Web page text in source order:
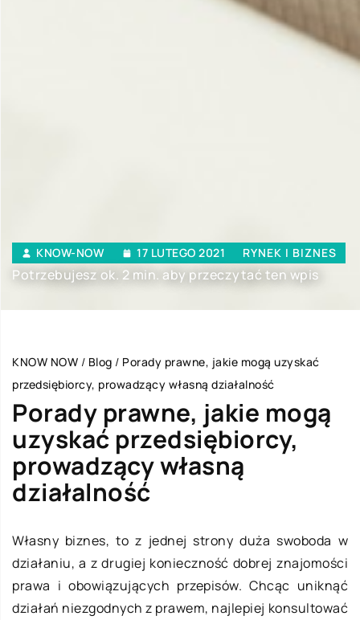
KNOW-NOW 17 LUTEGO 2021 RYNEK I BIZNES
Potrzebujesz ok. 2 min. aby przeczytać ten wpis
KNOW NOW / Blog / Porady prawne, jakie mogą uzyskać
przedsiębiorcy, prowadzący własną działalność
Porady prawne, jakie mogą
uzyskać przedsiębiorcy,
prowadzący własną
działalność
Własny biznes, to z jednej strony duża swoboda w
działaniu, a z drugiej konieczność dobrej znajomości
prawa i obowiązujących przepisów. Chcąc uniknąć
działań niezgodnych z prawem, najlepiej konsultować